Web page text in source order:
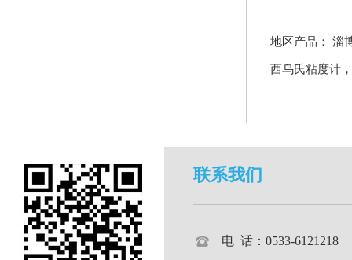
地区产品： 淄
西乌氏粘度计 ，
联系我们
电 话：0533-